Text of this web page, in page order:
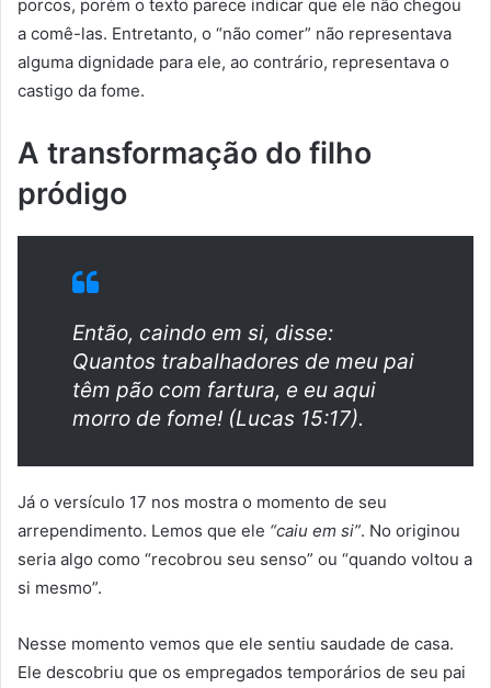
porcos, porém o texto parece indicar que ele não chegou
a comê-las. Entretanto, o “não comer” não representava
alguma dignidade para ele, ao contrário, representava o
castigo da fome.
A transformação do filho
pródigo
Então, caindo em si, disse:
Quantos trabalhadores de meu pai
têm pão com fartura, e eu aqui
morro de fome! (Lucas 15:17).
Já o versículo 17 nos mostra o momento de seu
arrependimento. Lemos que ele “caiu em si”. No originou
seria algo como “recobrou seu senso” ou “quando voltou a
si mesmo”.
Nesse momento vemos que ele sentiu saudade de casa.
Ele descobriu que os empregados temporários de seu pai